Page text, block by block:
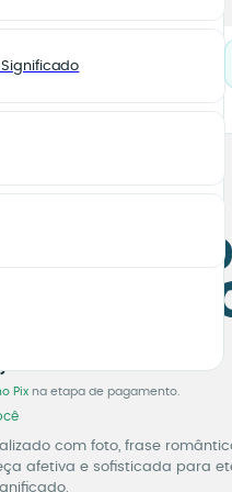
Pix na etapa de pagamento.
com foto, frase
afetiva e sofisticada para